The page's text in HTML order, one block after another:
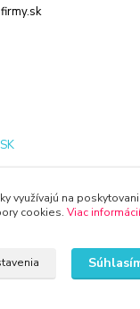
využívajú na
cookies. Viac informácií